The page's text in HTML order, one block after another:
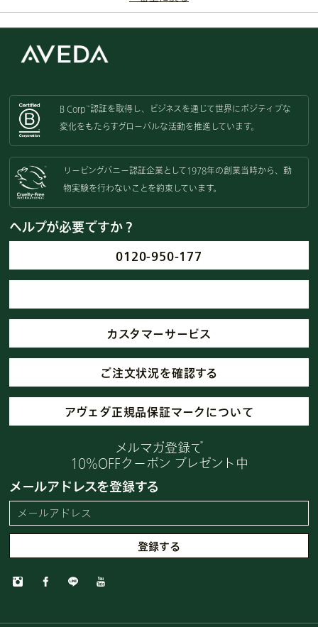
B Corp ™認証を取得し、
ビジネスを通じて世界にポジティブな
変化をもたらすグローバルな活動を推進しています。
リーピングバニー認証企業として 1978年の創業当時から、動
物実験を行わないことを約束しています。
ヘルプが必要ですか？
0120-950-177
カスタマーサービス
ご注文状況を確認する
アヴェダ正規品保証マークについて
メルマガ登録で
10%OFFクーポン プレゼント中
メールアドレスを登録する